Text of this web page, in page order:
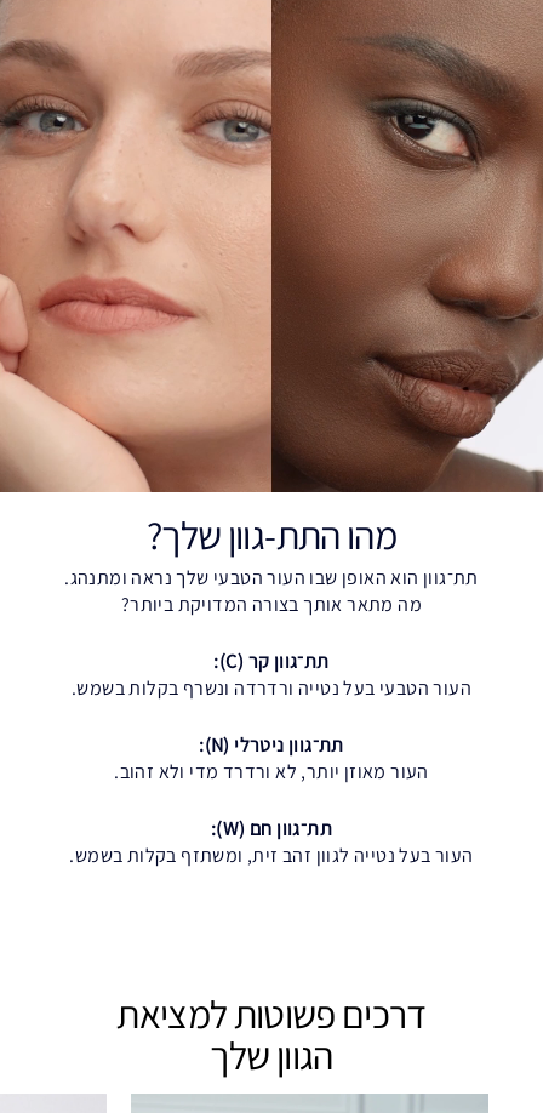
מהו התת-גוון שלך?
תת־גוון הוא האופן שבו העור הטבעי שלך נראה ומתנהג.
מה מתאר אותך בצורה המדויקת ביותר?
תת־גוון קר (C):
העור הטבעי בעל נטייה ורדרדה ונשרף בקלות בשמש.
תת־גוון ניטרלי (N):
העור מאוזן יותר, לא ורדרד מדי ולא זהוב.
תת־גוון חם (W):
העור בעל נטייה לגוון זהב זית, ומשתזף בקלות בשמש.
דרכים פשוטות למציאת
הגוון שלך